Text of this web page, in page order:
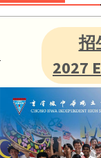
招
2027